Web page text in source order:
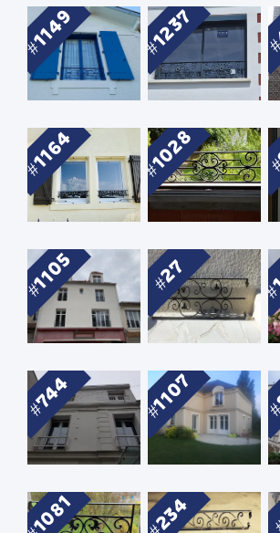
1149 1237
1164 1028
1105 27
744 1107
1081 234